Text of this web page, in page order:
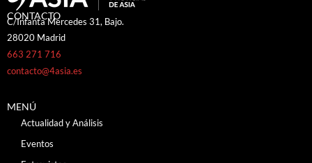
CONTACTO
C/Infanta Mercedes 31, Bajo.
28020 Madrid
663 271 716
contacto@4asia.es
MENÚ
Actualidad y Análisis
Eventos